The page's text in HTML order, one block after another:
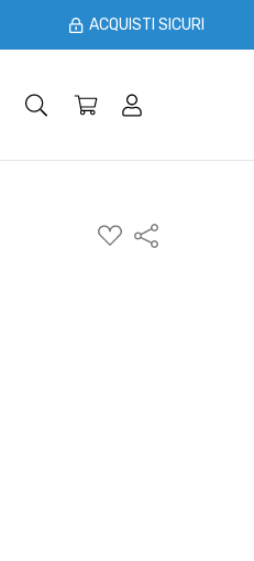
ACQUISTI SICURI
SHOPPER E CASA
AGGIUNGI
ALLA
Condividi